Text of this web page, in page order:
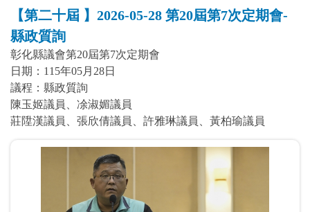
【第二十屆 】2026-05-28 第20屆第7次定期會-
縣政質詢
彰化縣議會第20屆第7次定期會
日期：115年05月28日
議程：縣政質詢
陳玉姬議員、凃淑媚議員
莊陞漢議員、張欣倩議員、許雅琳議員、黃柏瑜議員